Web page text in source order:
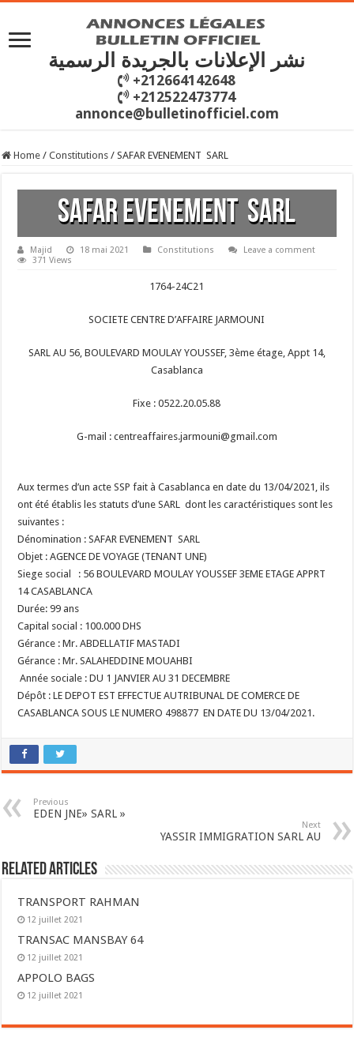
نشر الإعلانات بالجريدة الرسمية
+212664142648
+212522473774
annonce@bulletinofficiel.com
Home / Constitutions / SAFAR EVENEMENT SARL
SAFAR EVENEMENT SARL
Majid 18 mai 2021 Constitutions
Leave a comment
371 Views
1764-24C21
SOCIETE CENTRE D’AFFAIRE JARMOUNI
SARL AU 56, BOULEVARD MOULAY YOUSSEF, 3ème étage, Appt 14,
Casablanca
Fixe : 0522.20.05.88
G-mail : centreaffaires.jarmouni@gmail.com
Aux termes d’un acte SSP fait à Casablanca en date du 13/04/2021, ils
ont été établis les statuts d’une SARL dont les caractéristiques sont les
suivantes :
Dénomination : SAFAR EVENEMENTSARL
Objet : AGENCE DE VOYAGE (TENANT UNE)
Siege social : 56 BOULEVARD MOULAY YOUSSEF 3EME ETAGE APPRT
14 CASABLANCA
Durée: 99 ans
Capital social : 100.000 DHS
Gérance : Mr. ABDELLATIF MASTADI
Gérance : Mr. SALAHEDDINE MOUAHBI
Année sociale : DU 1 JANVIER AU 31 DECEMBRE
Dépôt : LE DEPOT EST EFFECTUE AUTRIBUNAL DE COMERCE DE
CASABLANCA SOUS LE NUMERO 498877 EN DATE DU 13/04/2021.
Previous
EDEN JNE» SARL »
Next
YASSIR IMMIGRATION SARL AU
Related Articles
TRANSPORT RAHMAN
12 juillet 2021
TRANSAC MANSBAY 64
12 juillet 2021
APPOLO BAGS
12 juillet 2021